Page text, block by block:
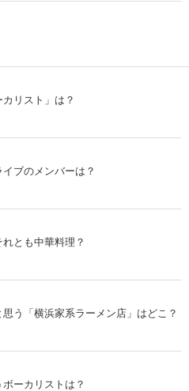
リスト」は？
ブのメンバーは？
とも中華料理？
う「横浜家系ラーメン店」はどこ？
ーカリストは？